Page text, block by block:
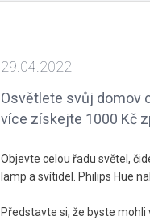
29.04.2022
Osvětlete svůj domov
více získejte 1000 Kč
Objevte celou řadu světel,
lamp a svítidel. Philips Hue
Představte si, že byste